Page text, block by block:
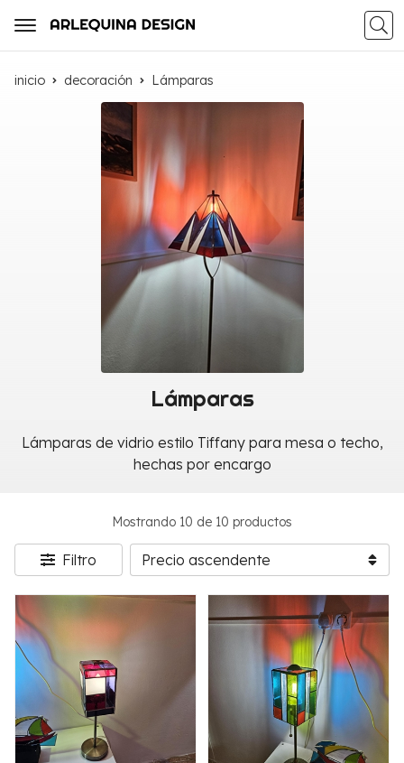
inicio decoración Lámparas
Lámparas
Lámparas de vidrio estilo Tiffany para mesa o techo,
hechas por encargo
Mostrando 10 de 10 productos
Filtro